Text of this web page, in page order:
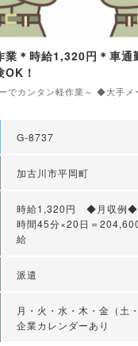
業＊時給1,320円＊車通
！
でカンタン軽作業～ ◆大手メ
G-8737
加古川市平岡町
時給1,320円 ◆月収例◆
時間45分×20日＝
給
派遣
月・火・水・木・金（土
企業カレンダーあり